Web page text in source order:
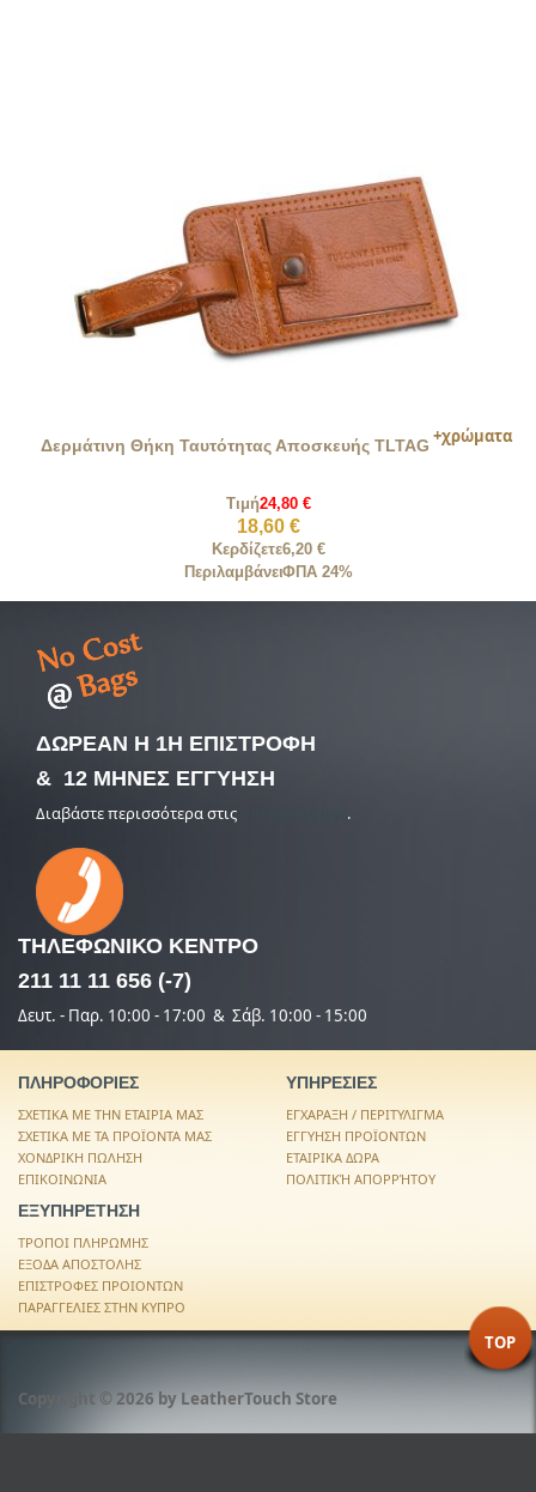
Δερμάτινη Θήκη Ταυτότητας Αποσκευής TLTAG
Τιμή24,80 €
18,60 €
Κερδίζετε6,20 €
ΠεριλαμβάνειΦΠΑ 24%
ΔΩΡΕΑΝ Η 1Η ΕΠΙΣΤΡΟΦΗ
& 12 ΜΗΝΕΣ ΕΓΓΥΗΣΗ
Διαβάστε περισσότερα στις .
ΤΗΛΕΦΩΝΙΚΟ ΚΕΝΤΡΟ
211 11 11 656 (-7)
Δευτ. - Παρ. 10:00 - 17:00 & Σάβ. 10:00 - 15:00
ΠΛΗΡΟΦΟΡΙΕΣ
ΣΧΕΤΙΚΑ ΜΕ ΤΗΝ ΕΤΑΙΡΙΑ ΜΑΣ
ΣΧΕΤΙΚΑ ΜΕ ΤΑ ΠΡΟΪΟΝΤΑ ΜΑΣ
ΧΟΝΔΡΙΚΗ ΠΩΛΗΣΗ
ΕΠΙΚΟΙΝΩΝΙΑ
ΥΠΗΡΕΣΙΕΣ
ΕΓΧΑΡΑΞΗ / ΠΕΡΙΤΥΛΙΓΜΑ
ΕΓΓΥΗΣΗ ΠΡΟΪΟΝΤΩΝ
ΕΤΑΙΡΙΚΑ ΔΩΡΑ
ΠΟΛΙΤΙΚΉ ΑΠΟΡΡΉΤΟΥ
ΕΞΥΠΗΡΕΤΗΣΗ
ΤΡΟΠΟΙ ΠΛΗΡΩΜΗΣ
ΕΞΟΔΑ ΑΠΟΣΤΟΛΗΣ
ΕΠΙΣΤΡΟΦΕΣ ΠΡΟΙΟΝΤΩΝ
ΠΑΡΑΓΓΕΛΙΕΣ ΣΤΗΝ ΚΥΠΡΟ
Copyright © 2026 by LeatherTouch Store
TOP